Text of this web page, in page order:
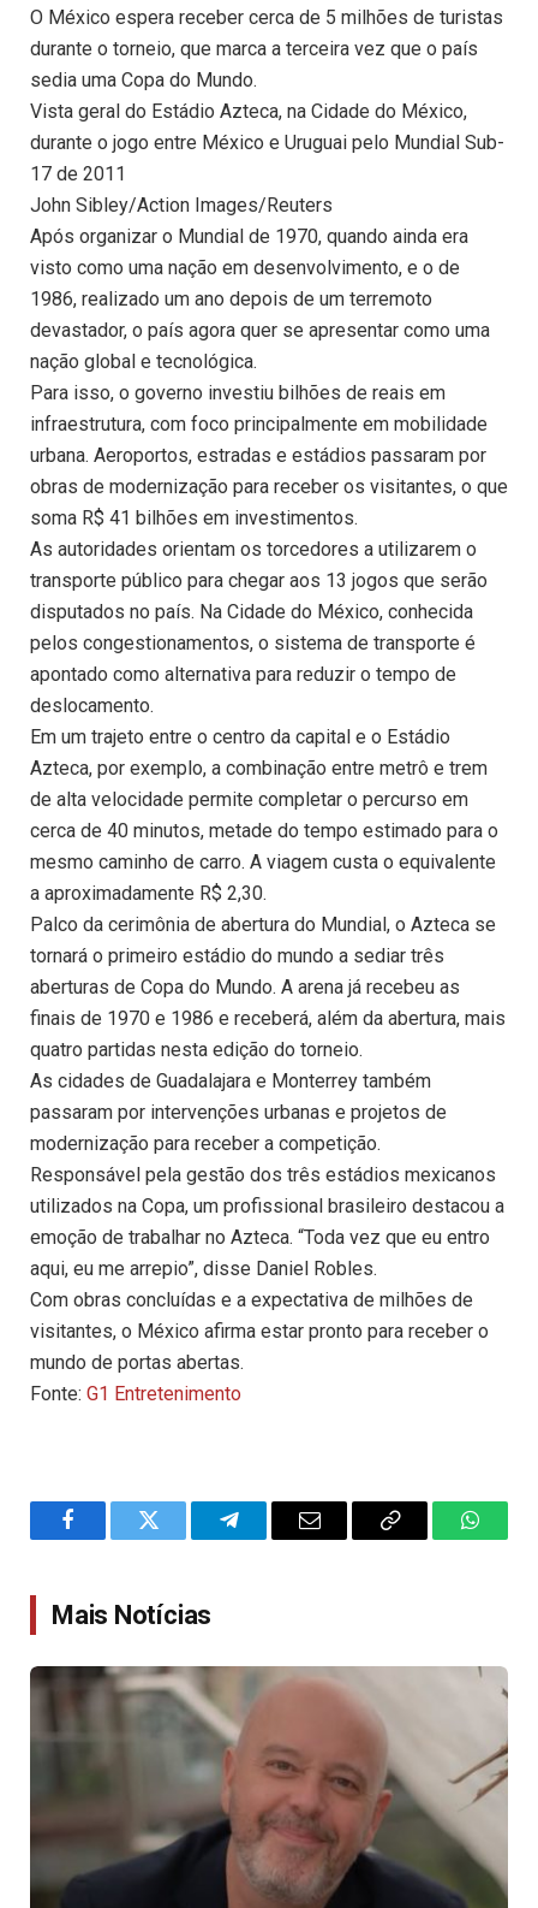
O México espera receber cerca de 5 milhões de turistas
durante o torneio, que marca a terceira vez que o país
sedia uma Copa do Mundo.
Vista geral do Estádio Azteca, na Cidade do México,
durante o jogo entre México e Uruguai pelo Mundial Sub-
17 de 2011
John Sibley/Action Images/Reuters
Após organizar o Mundial de 1970, quando ainda era
visto como uma nação em desenvolvimento, e o de
1986, realizado um ano depois de um terremoto
devastador, o país agora quer se apresentar como uma
nação global e tecnológica.
Para isso, o governo investiu bilhões de reais em
infraestrutura, com foco principalmente em mobilidade
urbana. Aeroportos, estradas e estádios passaram por
obras de modernização para receber os visitantes, o que
soma R$ 41 bilhões em investimentos.
As autoridades orientam os torcedores a utilizarem o
transporte público para chegar aos 13 jogos que serão
disputados no país. Na Cidade do México, conhecida
pelos congestionamentos, o sistema de transporte é
apontado como alternativa para reduzir o tempo de
deslocamento.
Em um trajeto entre o centro da capital e o Estádio
Azteca, por exemplo, a combinação entre metrô e trem
de alta velocidade permite completar o percurso em
cerca de 40 minutos, metade do tempo estimado para o
mesmo caminho de carro. A viagem custa o equivalente
a aproximadamente R$ 2,30.
Palco da cerimônia de abertura do Mundial, o Azteca se
tornará o primeiro estádio do mundo a sediar três
aberturas de Copa do Mundo. A arena já recebeu as
finais de 1970 e 1986 e receberá, além da abertura, mais
quatro partidas nesta edição do torneio.
As cidades de Guadalajara e Monterrey também
passaram por intervenções urbanas e projetos de
modernização para receber a competição.
Responsável pela gestão dos três estádios mexicanos
utilizados na Copa, um profissional brasileiro destacou a
emoção de trabalhar no Azteca. “Toda vez que eu entro
aqui, eu me arrepio”, disse Daniel Robles.
Com obras concluídas e a expectativa de milhões de
visitantes, o México afirma estar pronto para receber o
mundo de portas abertas.
Fonte: G1 Entretenimento
FacebookTwitter TelegramEmail
Copy
Mais Notícias